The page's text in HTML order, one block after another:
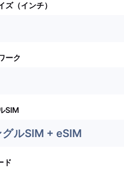
ズ（インチ）
ーク
SIM
グルSIM + eSIM
ド